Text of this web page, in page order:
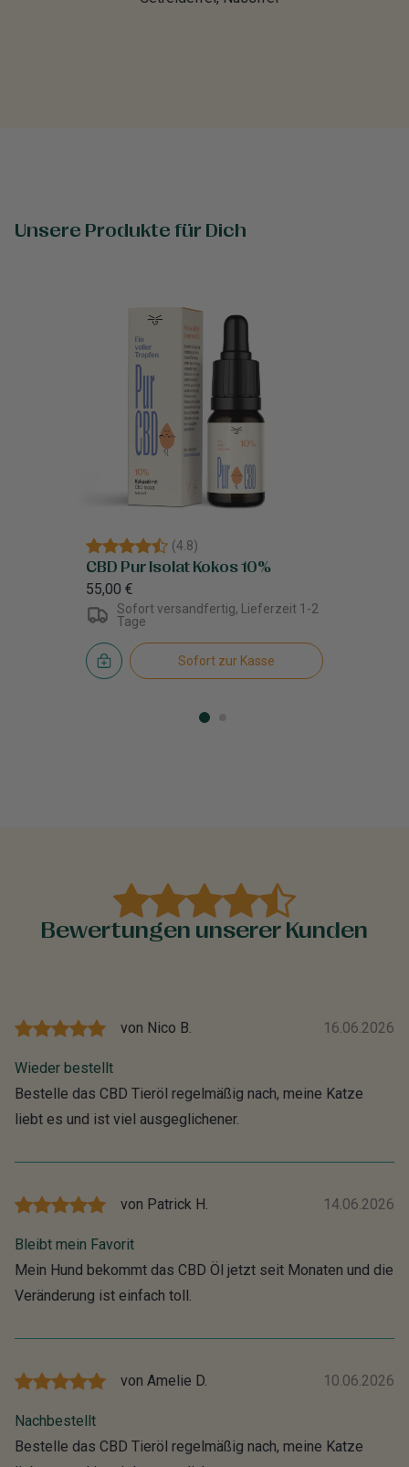
Unsere Produkte für Dich
(4.8)
CBD Pur Isolat Kokos 10%
55,00 €
Sofort versandfertig, Lieferzeit 1-2
Tage
Sofort zur Kasse
Bewertungen unserer Kunden
von Nico B. 16.06.2026
Wieder bestellt
Bestelle das CBD Tieröl regelmäßig nach, meine Katze
liebt es und ist viel ausgeglichener.
von Patrick H. 14.06.2026
Bleibt mein Favorit
Mein Hund bekommt das CBD Öl jetzt seit Monaten und die
Veränderung ist einfach toll.
von Amelie D. 10.06.2026
Nachbestellt
Bestelle das CBD Tieröl regelmäßig nach, meine Katze